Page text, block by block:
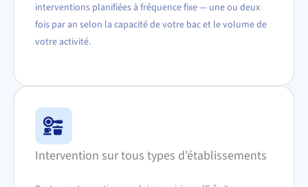
interventions planifiées à fréquence fixe — une ou deux
fois par an selon la capacité de votre bac et le volume de
votre activité.
Intervention sur tous types d’établissements